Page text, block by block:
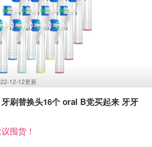
12-12更新
刷替换头16个 oral B党买起来 牙牙
囤货！